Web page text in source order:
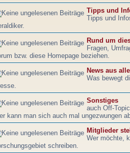
Tipps und
Tipps und
Rund um
Fragen,
bzw. diese Homepage beziehen.
News aus
Was bewegt
Sonstiges
auch Off-
kann man sich auch mal ungezwungen
Mitglieder
Wer möchte,
schreiben.